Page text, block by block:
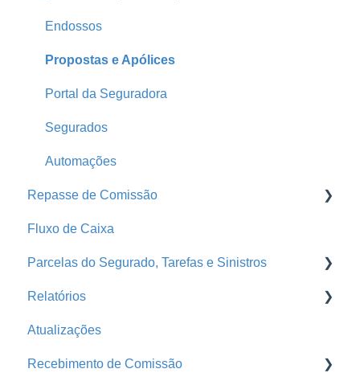
Ramos
Seguradoras
Treinamentos
Conta Segfy
Página Pública
Parametrização
Produtores
Home
Print
Grades de Recebimento
Endossos
Propostas e Apólices
Portal da Seguradora
Segurados
Automações
Repasse de Comissão
Grade de Pagamento - Repasse
Repasse
Faturas
Fluxo de Caixa
Parcelas do Segurado, Tarefas e Sinistros
E-mail Marketing
Tarefas
Comunicador da Corretora
Relatórios
Produção
Pendência de Emissão
Atualizações
Recebimento de Comissão